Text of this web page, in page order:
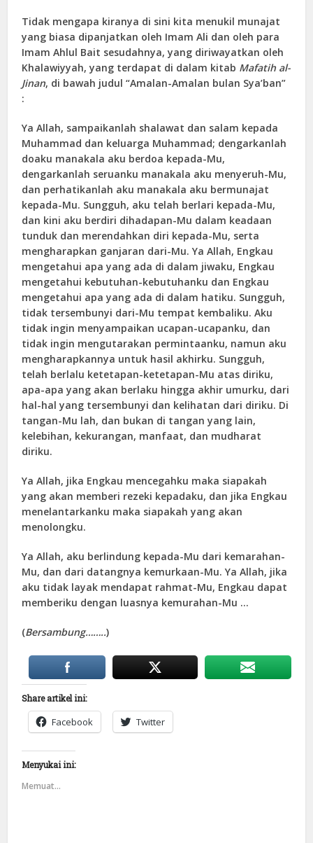
Tidak mengapa kiranya di sini kita menukil munajat
yang biasa dipanjatkan oleh Imam Ali dan oleh para
Imam Ahlul Bait sesudahnya, yang diriwayatkan oleh
Khalawiyyah, yang terdapat di dalam kitab Mafatih al-
Jinan, di bawah judul “Amalan-Amalan bulan Sya’ban”
:
Ya Allah, sampaikanlah shalawat dan salam kepada
Muhammad dan keluarga Muhammad; dengarkanlah
doaku manakala aku berdoa kepada-Mu,
dengarkanlah seruanku manakala aku menyeruh-Mu,
dan perhatikanlah aku manakala aku bermunajat
kepada-Mu. Sungguh, aku telah berlari kepada-Mu,
dan kini aku berdiri dihadapan-Mu dalam keadaan
tunduk dan merendahkan diri kepada-Mu, serta
mengharapkan ganjaran dari-Mu. Ya Allah, Engkau
mengetahui apa yang ada di dalam jiwaku, Engkau
mengetahui kebutuhan-kebutuhanku dan Engkau
mengetahui apa yang ada di dalam hatiku. Sungguh,
tidak tersembunyi dari-Mu tempat kembaliku. Aku
tidak ingin menyampaikan ucapan-ucapanku, dan
tidak ingin mengutarakan permintaanku, namun aku
mengharapkannya untuk hasil akhirku. Sungguh,
telah berlalu ketetapan-ketetapan-Mu atas diriku,
apa-apa yang akan berlaku hingga akhir umurku, dari
hal-hal yang tersembunyi dan kelihatan dari diriku. Di
tangan-Mu lah, dan bukan di tangan yang lain,
kelebihan, kekurangan, manfaat, dan mudharat
diriku.
Ya Allah, jika Engkau mencegahku maka siapakah
yang akan memberi rezeki kepadaku, dan jika Engkau
menelantarkanku maka siapakah yang akan
menolongku.
Ya Allah, aku berlindung kepada-Mu dari kemarahan-
Mu, dan dari datangnya kemurkaan-Mu. Ya Allah, jika
aku tidak layak mendapat rahmat-Mu, Engkau dapat
memberiku dengan luasnya kemurahan-Mu …
(Bersambung……..)
Share artikel ini:
Facebook Twitter
Menyukai ini:
Memuat...